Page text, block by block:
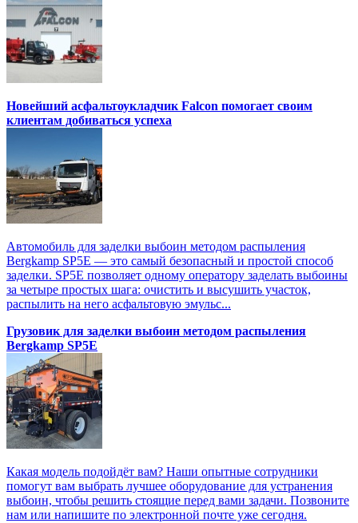
Новейший асфальтоукладчик Falcon помогает своим
клиентам добиваться успеха
Автомобиль для заделки выбоин методом распыления
Bergkamp SP5E — это самый безопасный и простой способ
заделки. SP5E позволяет одному оператору заделать выбоины
за четыре простых шага: очистить и высушить участок,
распылить на него асфальтовую эмульс...
Грузовик для заделки выбоин методом распыления
Bergkamp SP5E
Какая модель подойдёт вам? Наши опытные сотрудники
помогут вам выбрать лучшее оборудование для устранения
выбоин, чтобы решить стоящие перед вами задачи. Позвоните
нам или напишите по электронной почте уже сегодня.